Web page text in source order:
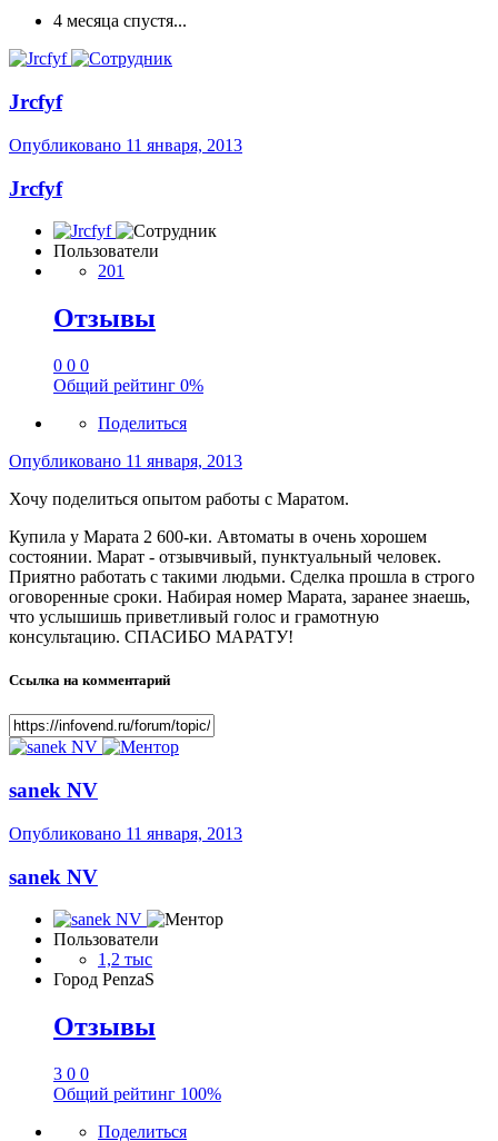
4 месяца спустя...
Jrcfyf
Опубликовано 11 января, 2013
Jrcfyf
Пользователи
201
Отзывы
0 0 0
Общий рейтинг 0%
Поделиться
Опубликовано 11 января, 2013
Хочу поделиться опытом работы с Маратом.
Купила у Марата 2 600-ки. Автоматы в очень хорошем
состоянии. Марат - отзывчивый, пунктуальный человек.
Приятно работать с такими людьми. Сделка прошла в строго
оговоренные сроки. Набирая номер Марата, заранее знаешь,
что услышишь приветливый голос и грамотную
консультацию. СПАСИБО МАРАТУ!
Ссылка на комментарий
sanek NV
Опубликовано 11 января, 2013
sanek NV
Пользователи
1,2 тыс
Город PenzaS
Отзывы
3 0 0
Общий рейтинг 100%
Поделиться